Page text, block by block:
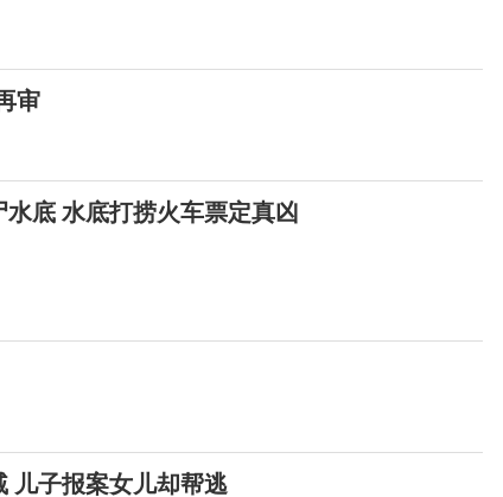
审
底 水底打捞火车票定真凶
儿子报案女儿却帮逃